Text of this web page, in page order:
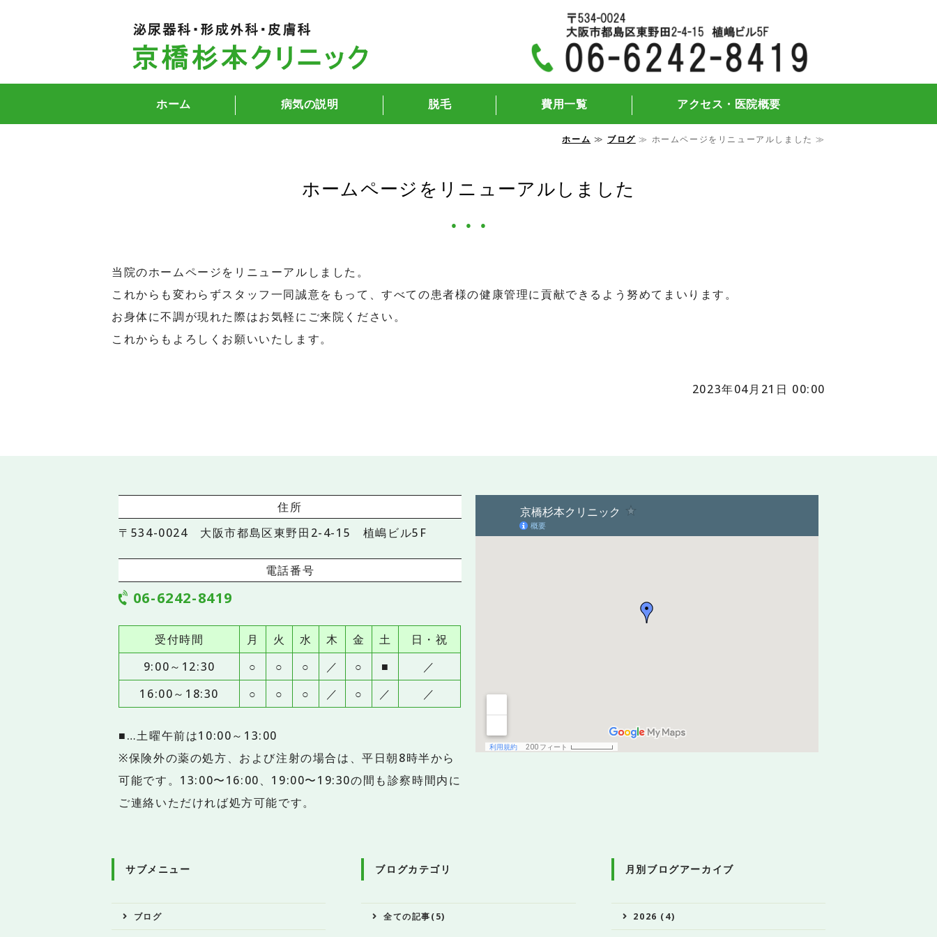
京橋杉本クリニック｜大阪府大阪市都島区の泌尿器科・形成外科
ホーム 病気の説明 脱毛 費用一覧 アクセス・医院概要
ホーム ≫ ブログ ≫ ホームページをリニューアルしました ≫
ホームページをリニューアルしました
当院のホームページをリニューアルしました。
これからも変わらずスタッフ一同誠意をもって、すべての患者様の健康管理に貢献できるよう努めてまいります。
お身体に不調が現れた際はお気軽にご来院ください。
これからもよろしくお願いいたします。
2023年04月21日 00:00
住所
〒534-0024 大阪市都島区東野田2-4-15 植嶋ビル5F
電話番号
06-6242-8419
受付時間 月 火 水 木 金 土
日・祝
9:00～12:30
○ ○ ○ ／ ○ ■
／
16:00～18:30
○ ○ ○ ／ ○ ／ ／
■…土曜午前は10:00～13:00
※保険外の薬の処方、および注射の場合は、平日朝8時半から
可能です。13:00〜16:00、19:00〜19:30の間も診察時間内に
ご連絡いただければ処方可能です。
サブメニュー
ブログ
ブログカテゴリ
全ての記事(5)
月別ブログアーカイブ
2026 (4)